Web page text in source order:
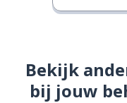
Bekijk
bij jouw